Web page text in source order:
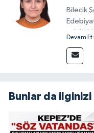
Bilecik
sahibi
fayda
Devam Et
Bunlar da